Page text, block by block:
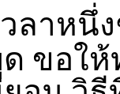
ลาหนึ่
ขอใ